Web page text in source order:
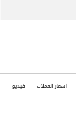
اسعار العملات فيديو